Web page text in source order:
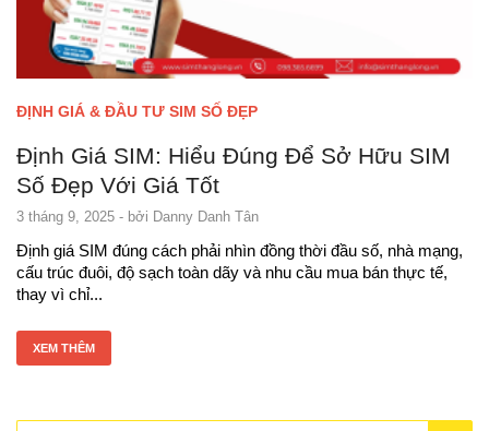
ĐỊNH GIÁ & ĐẦU TƯ SIM SỐ ĐẸP
Định Giá SIM: Hiểu Đúng Để Sở Hữu SIM
Số Đẹp Với Giá Tốt
3 tháng 9, 2025 - bởi Danny Danh Tân
Định giá SIM đúng cách phải nhìn đồng thời đầu số, nhà mạng,
cấu trúc đuôi, độ sạch toàn dãy và nhu cầu mua bán thực tế,
thay vì chỉ...
XEM THÊM